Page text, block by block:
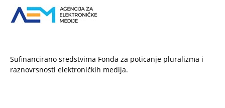
Sufinancirano sredstvima Fonda za poticanje pluralizma i
raznovrsnosti elektroničkih medija.